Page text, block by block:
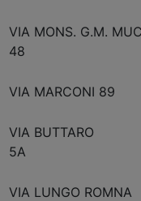
VIA MONS. G.M.
48
VIA MARCONI 89
VIA BUTTARO
5A
VIA LUNGO ROMNA